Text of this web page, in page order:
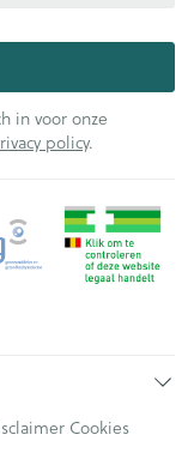
in voor onze
policy.
Cookies